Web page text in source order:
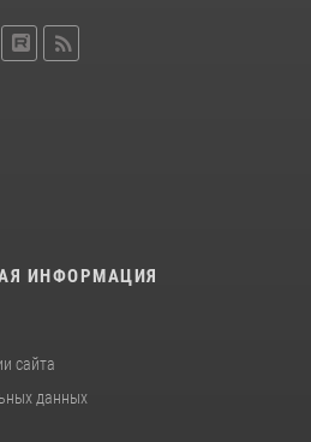
ИНФОРМАЦИЯ
сайта
данных